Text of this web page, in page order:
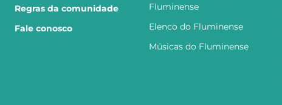
Regras da comunidade
Fale conosco
Fluminense
Elenco do Fluminense
Músicas do Fluminense